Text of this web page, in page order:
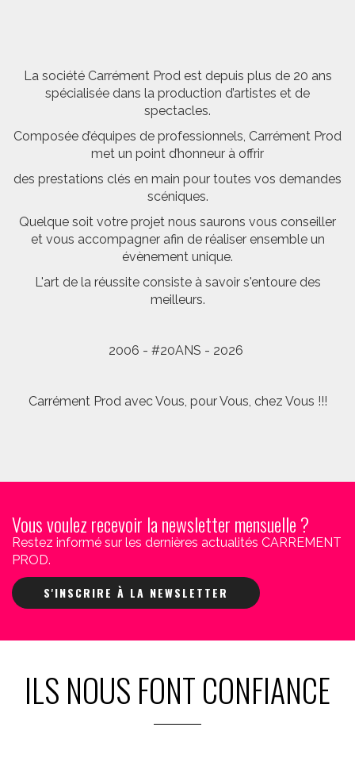
La société Carrément Prod est depuis plus de 20 ans
spécialisée dans la production d’artistes et de
spectacles.
Composée d’équipes de professionnels, Carrément Prod
met un point d’honneur à offrir
des prestations clés en main pour toutes vos demandes
scéniques.
Quelque soit votre projet nous saurons vous conseiller
et vous accompagner afin de réaliser ensemble un
évènement unique.
L'art de la réussite consiste à savoir s'entoure des
meilleurs.
2006 - #20ANS - 2026
Carrément Prod avec Vous, pour Vous, chez Vous !!!
Vous voulez recevoir la newsletter mensuelle ?
Restez informé sur les dernières actualités CARREMENT
PROD.
S'INSCRIRE À LA NEWSLETTER
ILS NOUS FONT CONFIANCE